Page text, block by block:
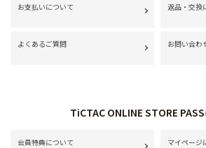
お支払いについて 返品・交換
よくあるご質問 お問い合わ
TiCTAC ONLINE STORE
会員特典について マイページ